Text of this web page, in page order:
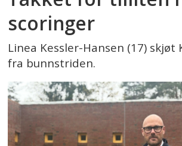
scoringer
Linea Kessler-Hansen (17)
fra bunnstriden.